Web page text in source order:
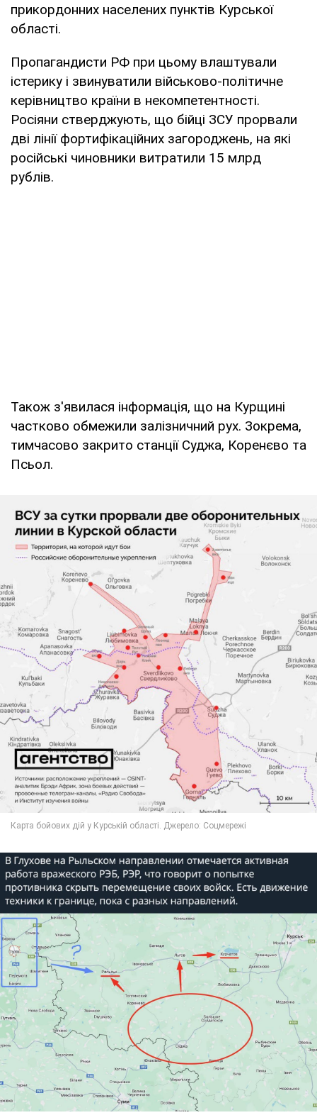
прикордонних населених пунктів Курської
області.
Пропагандисти РФ при цьому влаштували
істерику і звинуватили військово-політичне
керівництво країни в некомпетентності.
Росіяни стверджують, що бійці ЗСУ прорвали
дві лінії фортифікаційних загороджень, на які
російські чиновники витратили 15 млрд
рублів.
Також з'явилася інформація, що на Курщині
частково обмежили залізничний рух. Зокрема,
тимчасово закрито станції Суджа, Коренєво та
Псьол.